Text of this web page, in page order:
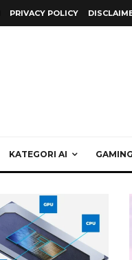
PRIVACY POLICY
KATEGORI AI GAMING